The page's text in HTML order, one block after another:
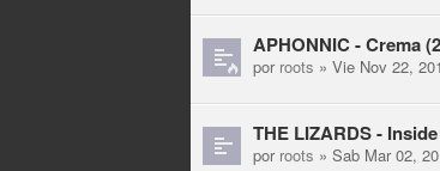
APHONNIC - Crema
por roots » Vie Nov 22,
THE LIZARDS -
por roots » Sab Mar 02,